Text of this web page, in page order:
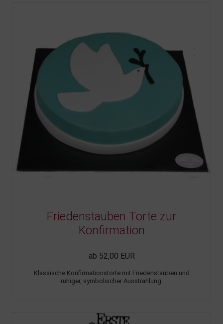
Friedenstauben Torte zur
Konfirmation
ab 52,00 EUR
Klassische Konfirmationstorte mit Friedenstauben und
ruhiger, symbolischer Ausstrahlung.